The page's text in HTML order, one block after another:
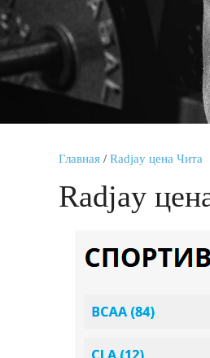
Главная / Radjay цена Чита
Radjay